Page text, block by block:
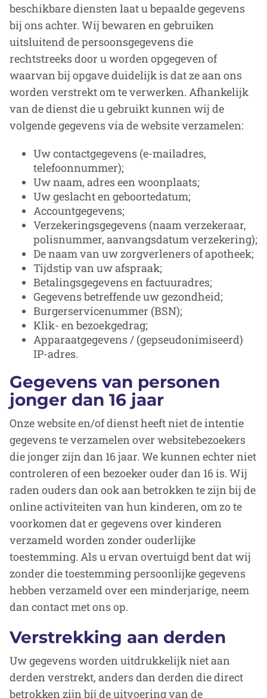
beschikbare diensten laat u bepaalde gegevens
bij ons achter. Wij bewaren en gebruiken
uitsluitend de persoonsgegevens die
rechtstreeks door u worden opgegeven of
waarvan bij opgave duidelijk is dat ze aan ons
worden verstrekt om te verwerken. Afhankelijk
van de dienst die u gebruikt kunnen wij de
volgende gegevens via de website verzamelen:
Uw contactgegevens (e-mailadres,
telefoonnummer);
Uw naam, adres een woonplaats;
Uw geslacht en geboortedatum;
Accountgegevens;
Verzekeringsgegevens (naam verzekeraar,
polisnummer, aanvangsdatum verzekering);
De naam van uw zorgverleners of apotheek;
Tijdstip van uw afspraak;
Betalingsgegevens en factuuradres;
Gegevens betreffende uw gezondheid;
Burgerservicenummer (BSN);
Klik- en bezoekgedrag;
Apparaatgegevens / (gepseudonimiseerd)
IP-adres.
Gegevens van personen
jonger dan 16 jaar
Onze website en/of dienst heeft niet de intentie
gegevens te verzamelen over websitebezoekers
die jonger zijn dan 16 jaar. We kunnen echter niet
controleren of een bezoeker ouder dan 16 is. Wij
raden ouders dan ook aan betrokken te zijn bij de
online activiteiten van hun kinderen, om zo te
voorkomen dat er gegevens over kinderen
verzameld worden zonder ouderlijke
toestemming. Als u ervan overtuigd bent dat wij
zonder die toestemming persoonlijke gegevens
hebben verzameld over een minderjarige, neem
dan contact met ons op.
Verstrekking aan derden
Uw gegevens worden uitdrukkelijk niet aan
derden verstrekt, anders dan derden die direct
betrokken zijn bij de uitvoering van de